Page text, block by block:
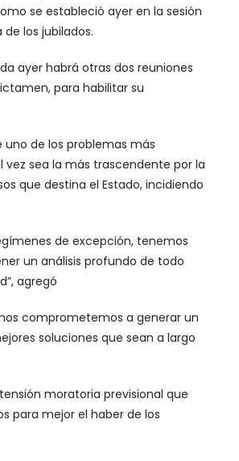
se estableció ayer en la sesión
los jubilados.
ayer habrá otras dos reuniones
para habilitar su
uno de los problemas más
sea la más trascendente por la
que destina el Estado, incidiendo
de excepción, tenemos
un análisis profundo de todo
agregó
comprometemos a generar un
soluciones que sean a largo
moratoria previsional que
para mejor el haber de los